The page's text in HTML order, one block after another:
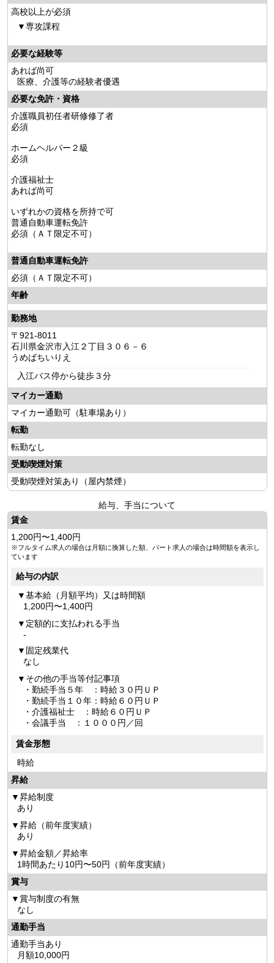
高校以上が必須
専攻課程
必要な経験等
あれば尚可
医療、介護等の経験者優遇
必要な免許・資格
介護職員初任者研修修了者
必須
ホームヘルパー２級
必須
介護福祉士
あれば尚可
いずれかの資格を所持で可
普通自動車運転免許
必須（ＡＴ限定不可）
普通自動車運転免許
必須（ＡＴ限定不可）
年齢
勤務地
〒921-8011
石川県金沢市入江２丁目３０６－６
うめばちいりえ
入江バス停から徒歩３分
マイカー通勤
マイカー通勤可（駐車場あり）
転勤
転勤なし
受動喫煙対策
受動喫煙対策あり（屋内禁煙）
給与、手当について
賃金
1,200円〜1,400円
※フルタイム求人の場合は月額に換算した額、パート求人の場合は時間額を表示し
ています
給与の内訳
基本給（月額平均）又は時間額
1,200円〜1,400円
定額的に支払われる手当
-
固定残業代
なし
その他の手当等付記事項
・勤続手当５年 ：時給３０円ＵＰ
・勤続手当１０年：時給６０円ＵＰ
・介護福祉士 ：時給６０円ＵＰ
・会議手当 ：１０００円／回
賃金形態
時給
昇給
昇給制度
あり
昇給（前年度実績）
あり
昇給金額／昇給率
1時間あたり10円〜50円（前年度実績）
賞与
賞与制度の有無
なし
通勤手当
通勤手当あり
月額10,000円